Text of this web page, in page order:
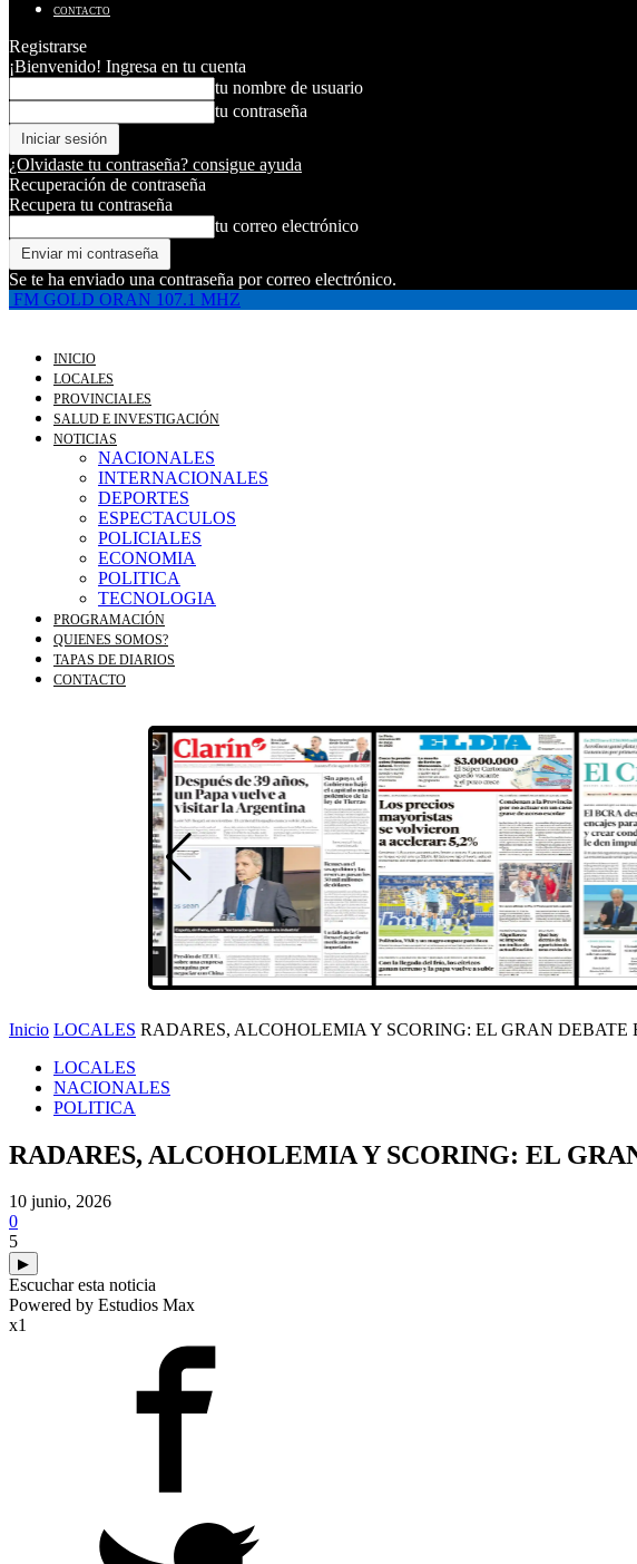
CONTACTO
Registrarse
¡Bienvenido! Ingresa en tu cuenta
tu nombre de usuario
tu contraseña
¿Olvidaste tu contraseña? consigue ayuda
Recuperación de contraseña
Recupera tu contraseña
tu correo electrónico
Se te ha enviado una contraseña por correo electrónico.
FM GOLD ORAN 107.1 MHZ
INICIO
LOCALES
PROVINCIALES
SALUD E INVESTIGACIÓN
NOTICIAS
NACIONALES
INTERNACIONALES
DEPORTES
ESPECTACULOS
POLICIALES
ECONOMIA
POLITICA
TECNOLOGIA
PROGRAMACIÓN
QUIENES SOMOS?
TAPAS DE DIARIOS
CONTACTO
Inicio LOCALES RADARES, ALCOHOLEMIA Y SCORING: EL GRAN DEBATE
LOCALES
NACIONALES
POLITICA
RADARES, ALCOHOLEMIA Y SCORING: EL
10 junio, 2026
0
5
▶
Escuchar esta noticia
Powered by Estudios Max
x1